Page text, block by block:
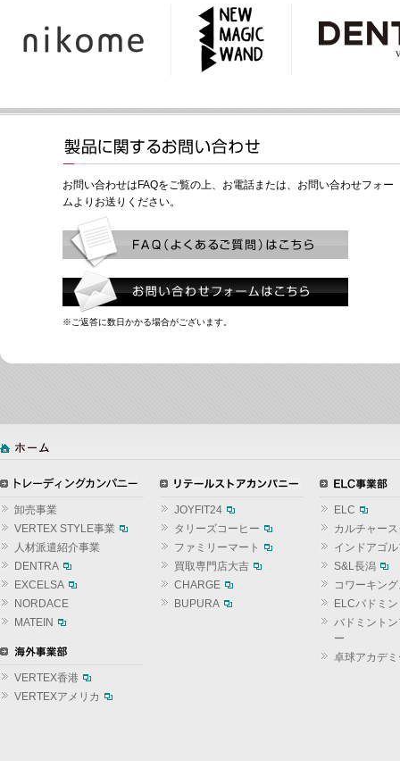
お問い合わせはFAQをご覧の上、お電話または、お問い合わせフォー
ムよりお送りください。
※ご返答に数日かかる場合がございます。
卸売事業
VERTEX STYLE事業
人材派遣紹介事業
DENTRA
EXCELSA
NORDACE
MATEIN
VERTEX香港
VERTEXアメリカ
JOYFIT24
タリーズコーヒー
ファミリーマート
買取専門店大吉
CHARGE
BUPURA
ELC
カルチャー
インドアゴ
S&L長潟
コワーキン
ELCバドミ
バドミント
ー
卓球アカデ